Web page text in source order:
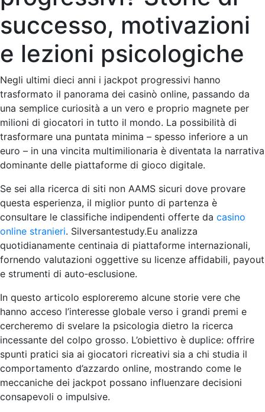
successo, motivazioni
e lezioni psicologiche
Negli ultimi dieci anni i jackpot progressivi hanno
trasformato il panorama dei casinò online, passando da
una semplice curiosità a un vero e proprio magnete per
milioni di giocatori in tutto il mondo. La possibilità di
trasformare una puntata minima – spesso inferiore a un
euro – in una vincita multimilionaria è diventata la narrativa
dominante delle piattaforme di gioco digitale.
Se sei alla ricerca di siti non AAMS sicuri dove provare
questa esperienza, il miglior punto di partenza è
consultare le classifiche indipendenti offerte da casino
online stranieri. Silversantestudy.Eu analizza
quotidianamente centinaia di piattaforme internazionali,
fornendo valutazioni oggettive su licenze affidabili, payout
e strumenti di auto‑esclusione.
In questo articolo esploreremo alcune storie vere che
hanno acceso l’interesse globale verso i grandi premi e
cercheremo di svelare la psicologia dietro la ricerca
incessante del colpo grosso. L’obiettivo è duplice: offrire
spunti pratici sia ai giocatori ricreativi sia a chi studia il
comportamento d’azzardo online, mostrando come le
meccaniche dei jackpot possano influenzare decisioni
consapevoli o impulsive.